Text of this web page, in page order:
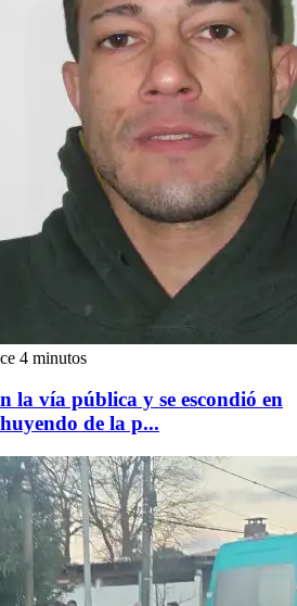
4 minutos
la vía pública y se escondió en
de la p...